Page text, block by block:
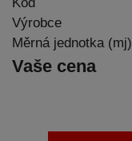
Výrobce
Měrná jednotka (mj)
Vaše cena